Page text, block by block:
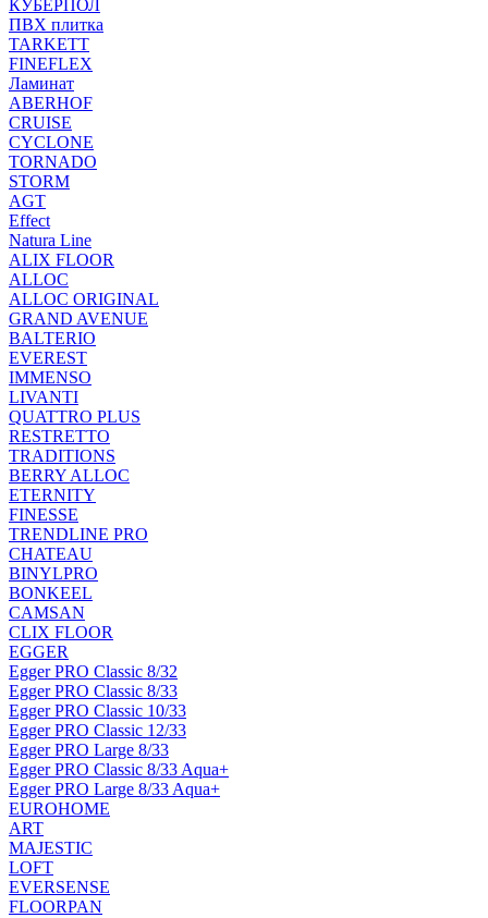
КУБЕРПОЛ
ПВХ плитка
TARKETT
FINEFLEX
Ламинат
ABERHOF
CRUISE
CYCLONE
TORNADO
STORM
AGT
Effect
Natura Line
ALIX FLOOR
ALLOC
ALLOC ORIGINAL
GRAND AVENUE
BALTERIO
EVEREST
IMMENSO
LIVANTI
QUATTRO PLUS
RESTRETTO
TRADITIONS
BERRY ALLOC
ETERNITY
FINESSE
TRENDLINE PRO
CHATEAU
BINYLPRO
BONKEEL
CAMSAN
CLIX FLOOR
EGGER
Egger PRO Classic 8/32
Egger PRO Classic 8/33
Egger PRO Classic 10/33
Egger PRO Classic 12/33
Egger PRO Large 8/33
Egger PRO Classic 8/33 Aqua+
Egger PRO Large 8/33 Aqua+
EUROHOME
ART
MAJESTIC
LOFT
EVERSENSE
FLOORPAN